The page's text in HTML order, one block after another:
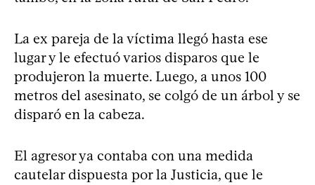
La ex pareja de la víctima llegó hasta ese
lugar y le efectuó varios disparos que le
produjeron la muerte. Luego, a unos 100
metros del asesinato, se colgó de un árbol y se
disparó en la cabeza.
El agresor ya contaba con una medida
cautelar dispuesta por la Justicia, que le